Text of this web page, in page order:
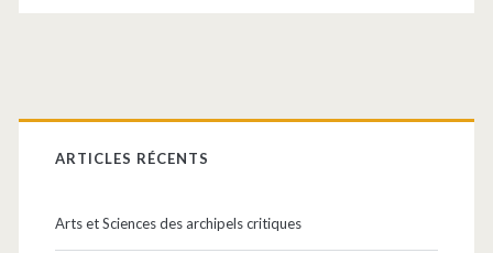
Barre
latérale
principale
ARTICLES RÉCENTS
Arts et Sciences des archipels critiques